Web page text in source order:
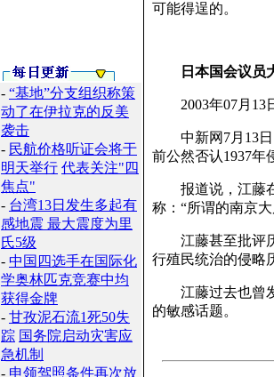
- “基地”分支组织称策
动了在伊拉克的反美
袭击
- 民航价格听证会将于
明天举行 代表关注"四
焦点"
- 台湾13日发生多起有
感地震 最大震度为里
氏5级
- 中国四选手在国际化
学奥林匹克竞赛中均
获得金牌
- 甘孜泥石流1死50失
踪 国务院启动灾害应
急机制
- 申领驾照条件再次放
可能得逞的。
日本国会议员
2003年07月13
中新网7月13日
前公然否认1937年
报道说，江藤在
称：“所谓的南京
江藤甚至批评历
行殖民统治的侵略
江藤过去也曾发
的敏感话题。